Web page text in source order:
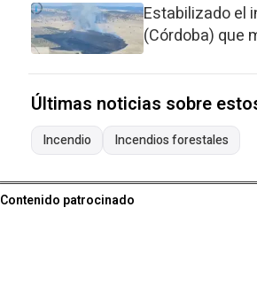
Estabilizado el
(Córdoba) que
Últimas noticias sobre
Incendio Incendios forestales
Contenido patrocinado